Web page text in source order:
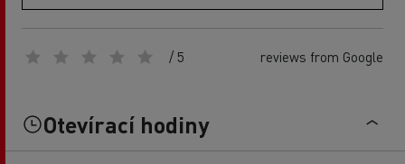
/ 5 reviews from Google
Otevírací hodiny